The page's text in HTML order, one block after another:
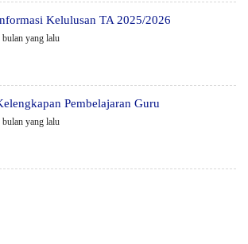
Kelulusan TA 2025/2026
bulan yang lalu
Pembelajaran Guru
bulan yang lalu